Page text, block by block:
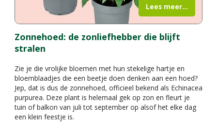
Zonnehoed: de zonliefhebber die blijft
stralen
Zie je die vrolijke bloemen met hun stekelige hartje en
bloemblaadjes die een beetje doen denken aan een hoed?
Jep, dat is dus de zonnehoed, officieel bekend als Echinacea
purpurea. Deze plant is helemaal gek op zon en fleurt je
tuin of balkon van juli tot september op alsof het elke dag
een klein feestje is.
Lees meer...